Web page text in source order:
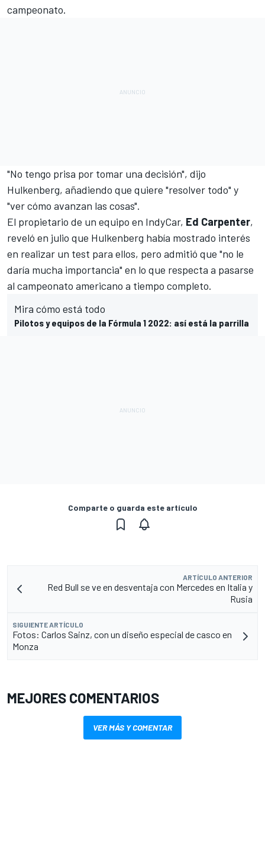
campeonato.
"No tengo prisa por tomar una decisión", dijo
Hulkenberg, añadiendo que quiere "resolver todo" y
"ver cómo avanzan las cosas".
El propietario de un equipo en IndyCar, Ed Carpenter,
reveló en julio que Hulkenberg había mostrado interés
en realizar un test para ellos, pero admitió que "no le
daría mucha importancia" en lo que respecta a pasarse
al campeonato americano a tiempo completo.
Mira cómo está todo
Pilotos y equipos de la Fórmula 1 2022: así está la parrilla
Comparte o guarda este artículo
ARTÍCULO ANTERIOR
Red Bull se ve en desventaja con Mercedes en Italia y
Rusia
SIGUIENTE ARTÍCULO
Fotos: Carlos Sainz, con un diseño especial de casco en
Monza
MEJORES COMENTARIOS
VER MÁS Y COMENTAR